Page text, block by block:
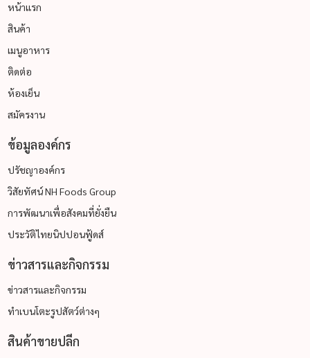
หน้าแรก
สินค้า
เมนูอาหาร
ติดต่อ
ห้องเย็น
สมัครงาน
ข้อมูลองค์กร
ปรัชญาองค์กร
วิสัยทัศน์ NH Foods Group
การพัฒนาเพื่อสังคมที่ยั่งยืน
ประวัติไทยนิปปอนฟู้ดส์
ข่าวสารและกิจกรรม
ข่าวสารและกิจกรรม
ทำเบนโตะรูปสัตว์ต่างๆ
สินค้าขายปลีก